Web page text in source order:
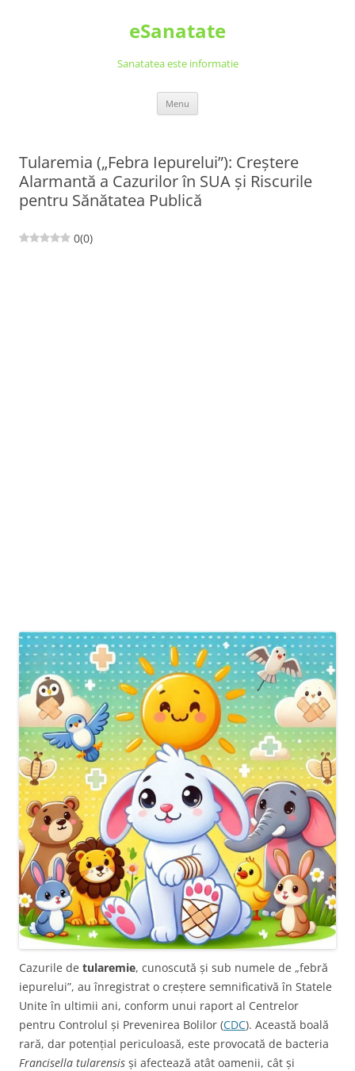
eSanatate
Sanatatea este informatie
Menu
Tularemia („Febra Iepurelui”): Creștere
Alarmantă a Cazurilor în SUA și Riscurile
pentru Sănătatea Publică
0(0)
Cazurile de tularemie, cunoscută și sub numele de „febră
iepurelui”, au înregistrat o creștere semnificativă în Statele
Unite în ultimii ani, conform unui raport al Centrelor
pentru Controlul și Prevenirea Bolilor (CDC). Această boală
rară, dar potențial periculoasă, este provocată de bacteria
Francisella tularensis și afectează atât oamenii, cât și